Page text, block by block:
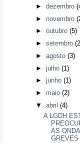
► dezembro
► novembro
► outubro (5)
► setembro
► agosto (3)
► julho (1)
► junho (1)
► maio (2)
▼ abril (4)
A LGDH
AS